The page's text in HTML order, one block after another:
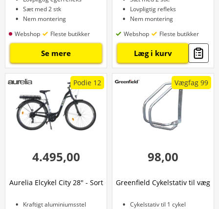
Sæt med 2 stk
Nem montering
Webshop
Fleste butikker
Se mere
Lovpligtig refleks
Nem montering
Webshop
Fleste butikker
Læg i kurv
Podie 12
4.495,00
Aurelia Elcykel City 28" - Sort
Kraftigt aluminiumsstel
Vægfag 99
98,00
Greenfield Cykelstativ til væg
Cykelstativ til 1 cykel